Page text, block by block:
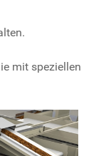
mit speziellen